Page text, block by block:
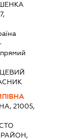
21005,
РАЙОН,